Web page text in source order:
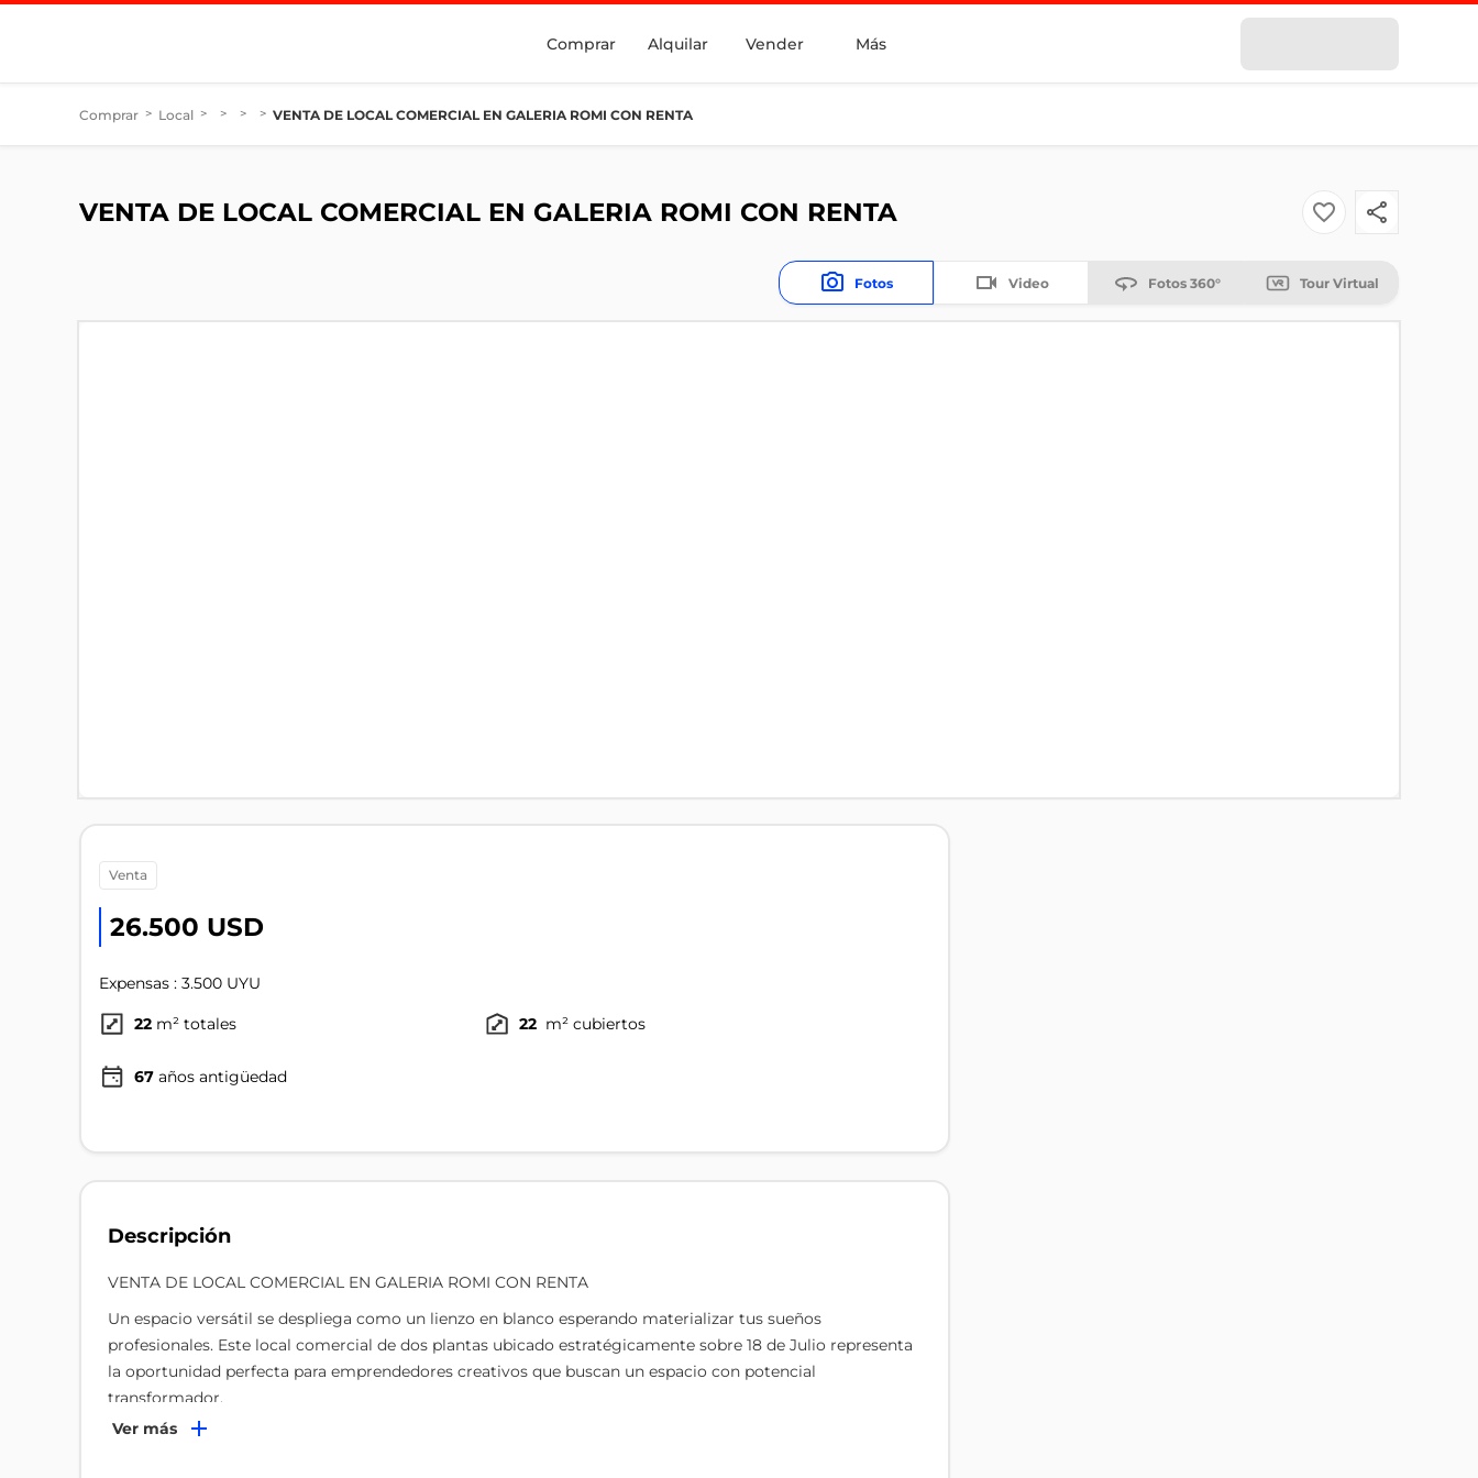
Comprar Alquilar Vender Más
Comprar > Local > > > > VENTA DE LOCAL COMERCIAL EN GALERIA ROMI CON RENTA
VENTA DE LOCAL COMERCIAL EN GALERIA ROMI CON RENTA
Fotos Video Fotos 360° Tour Virtual
venta
26.500 USD
Expensas : 3.500 UYU
22 m² totales 22 m² cubiertos
67 años antigüedad
Descripción
VENTA DE LOCAL COMERCIAL EN GALERIA ROMI CON RENTA
Un espacio versátil se despliega como un lienzo en blanco esperando materializar tus sueños
profesionales. Este local comercial de dos plantas ubicado estratégicamente sobre 18 de Julio representa
la oportunidad perfecta para emprendedores creativos que buscan un espacio con potencial
transformador.
Ver más